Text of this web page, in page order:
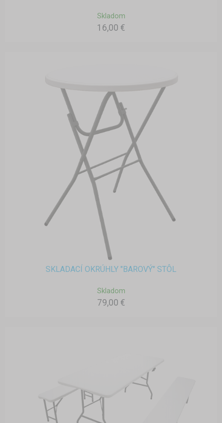
Skladom
16,00 €
SKLADACÍ OKRÚHLY "BAROVÝ" STÔL
Skladom
79,00 €